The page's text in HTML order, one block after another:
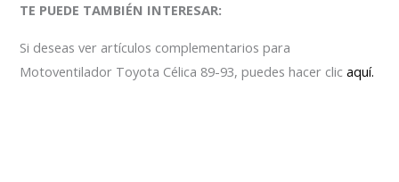
TE PUEDE TAMBIÉN INTERESAR:
Si deseas ver artículos complementarios para
Motoventilador Toyota Célica 89-93, puedes hacer clicaquí.